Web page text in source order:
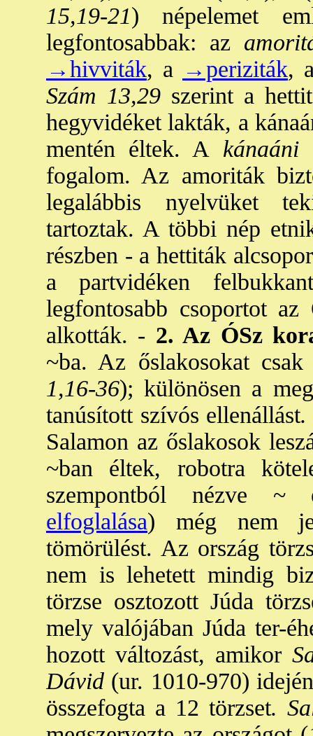
15,19-21) népelemet
legfontosabbak: az
→hivviták, a →periziták,
Szám 13,29 szerint a
hegyvidéket lakták, a
mentén éltek. A kánaáni
fogalom. Az amoriták
legalábbis nyelvüket
tartoztak. A többi nép
részben - a hettiták
a partvidéken
legfontosabb csoportot
alkották. - 2. Az ÓSz
~ba. Az őslakosokat
1,16-36); különösen a
tanúsított szívós ellenállást.
Salamon az őslakosok
~ban éltek, robotra
szempontból nézve ~
elfoglalása) még nem
tömörülést. Az ország
nem is lehetett mindig
törzse osztozott Júda
mely valójában Júda ter-
hozott változást, amikor
Dávid (ur. 1010-970)
összefogta a 12 törzset.